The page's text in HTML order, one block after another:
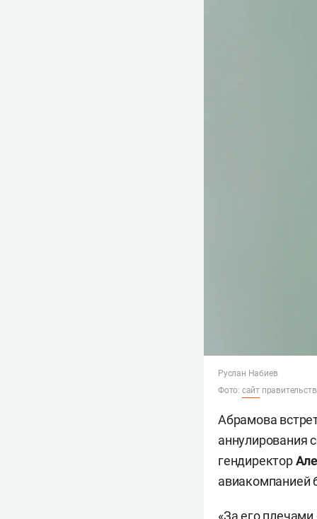
Руслан Набиев
Фото: сайт
Абрамова
аннулирования
гендиректор
авиакомпанией
«За его